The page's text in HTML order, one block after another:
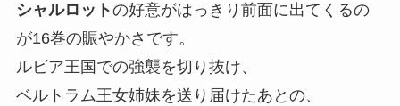
シャルロットの好意がはっきり前面に出てくるの
が16巻の賑やかさです。
ルビア王国での強襲を切り抜け、
ベルトラム王女姉妹を送り届けたあとの、